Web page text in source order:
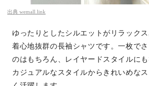
出典 wemall.link
ゆったりとしたシルエットがリラックス
着心地抜群の長袖シャツです。一枚で
のはもちろん、レイヤードスタイルにも
カジュアルなスタイルからきれいめな